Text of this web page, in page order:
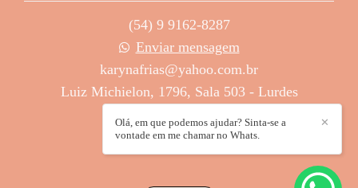
(54) 9 9162-8287
Enviar mensagem
karynafrias@yahoo.com.br
Luiz Michielon, 1796, Sala 503 - Lurdes
✕
Olá, em que podemos ajudar? Sinta-se a
vontade em me chamar no Whats.